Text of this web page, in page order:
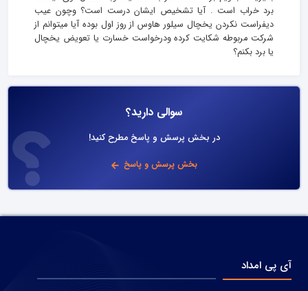
برد خراب است . آیا تشخیص ایشان درست است؟ وچون عیب
دیفراست نکردن یخچال سیلور هاوس از روز اول بوده آیا میتوانم از
شرکت مربوطه شکایت کرده ودرخواست خسارت یا تعویض یخچال
یا برد بکنم؟
سوالی دارید؟
در بخش پرسش و پاسخ مطرح کنید!
بخش پرسش و پاسخ
آی پی امداد